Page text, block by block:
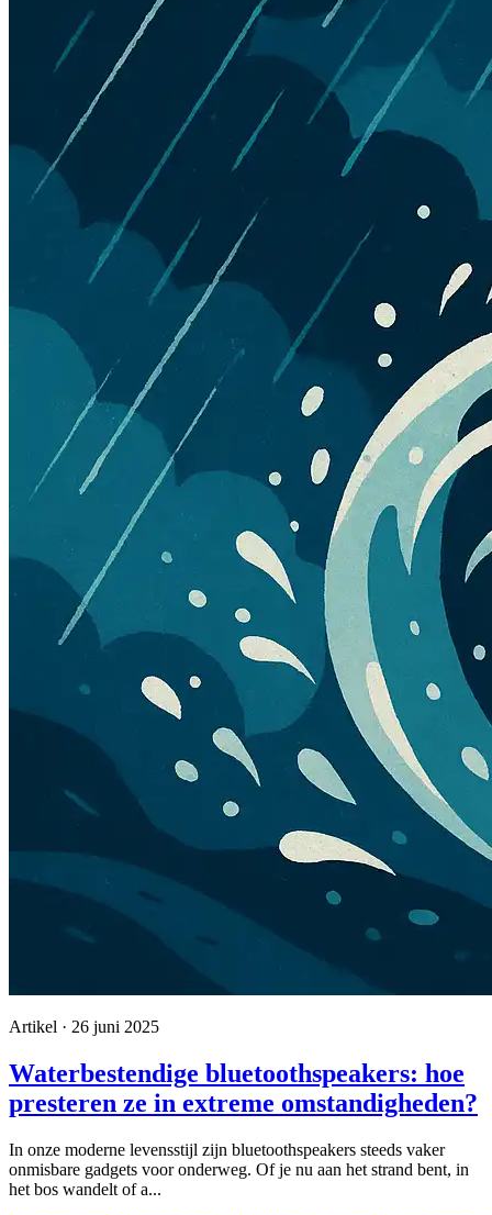
Artikel · 26 juni 2025
Waterbestendige bluetoothspeakers: hoe
presteren ze in extreme omstandigheden?
In onze moderne levensstijl zijn bluetoothspeakers steeds vaker
onmisbare gadgets voor onderweg. Of je nu aan het strand bent, in
het bos wandelt of a...